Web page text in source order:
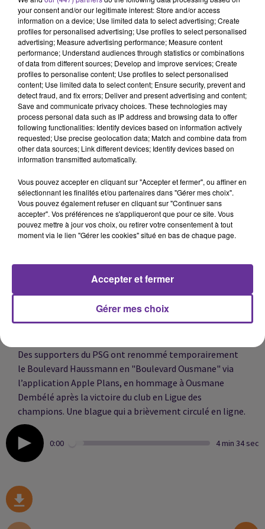
Basket : Paris Basketball champion de France pour la
première fois
Le club parisien remporte le titre de champion de France
en battant Monaco 99-93 lors du match 5. TJ Shorts
s’illustre avec une performance décisive. C’est une
première historique pour le club fondé en 2018.
Basket féminin : l’équipe de France en quart de finale
de l’Euro
accèdent aux quarts de finale. Un match maîtrisé dès le
premier quart-temps avec une excellente réussite au tir.
NBA Draft : des espoirs français sous les projecteurs
cinq Français pourraient être choisis, confirmant
l’attractivité du vivier tricolore.
Insolite : un hommage numérique à Dembélé sur les
Des supporters du PSG ont renommé temporairement
le Boulevard Haussmann en "Boulevard Ousmane" via
l’application Apple Plans, en hommage à Ousmane
Dembélé après la victoire du club en Ligue des
champions. Une blague qui a brièvement circulé en ligne.
0:00 4 min 34 sec
your consent and/or our legitimate interest: Store and/or access
information on a device; Use limited data to select advertising; Create
profiles for personalised advertising; Use profiles to select personalised
advertising; Measure advertising performance; Measure content
performance; Understand audiences through statistics or combinations
of data from different sources; Develop and improve services; Create
profiles to personalise content; Use profiles to select personalised
content; Use limited data to select content; Ensure security, prevent and
detect fraud, and fix errors; Deliver and present advertising and content;
Save and communicate privacy choices. These technologies may
process personal data such as IP address and browsing data to offer
following functionalities: Identify devices based on information actively
requested; Use precise geolocation data; Match and combine data from
other data sources; Link different devices; Identify devices based on
information transmitted automatically.
Vous pouvez accepter en cliquant sur "Accepter et fermer", ou affiner en
sélectionnant les finalités et/ou partenaires dans "Gérer mes choix".
Vous pouvez également refuser en cliquant sur "Continuer sans
accepter". Vos préférences ne s'appliqueront que pour ce site. Vous
pouvez mettre à jour vos choix, ou retirer votre consentement à tout
moment via le lien "Gérer les cookies" situé en bas de chaque page.
Gérer mes choix
Accepter et fermer